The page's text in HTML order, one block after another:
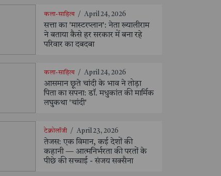
कला-साहित्य / April 24, 2026
सत्ता का 'मास्टरप्लान': नेता ख्यालीराम
ने बताया कैसे हर सरकार में बना रहे
परिवार का दबदबा
कला-साहित्य / April 24, 2026
आसमान छूते चांदी के भाव ने तोड़ा
पिता का सपना: डॉ. मधुकांत की मार्मिक
लघुकथा 'चांदी'
टेक्नोलॉजी / April 23, 2026
तेजस: एक विमान, कई देशों की
कहानी — आत्मनिर्भरता की परतों के
पीछे की सच्चाई - संजय सक्सैना